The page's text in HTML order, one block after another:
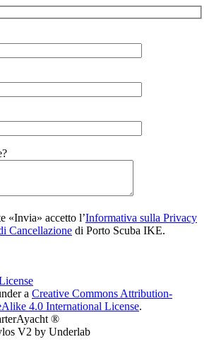
«Invia» accetto l’Informativa sulla Privacy
Cancellazione di Porto Scuba IKE.
a Creative Commons Attribution-
4.0 International License.
®
V2 by Underlab